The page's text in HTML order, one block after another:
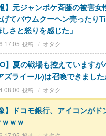
】元ジャンポケ斉藤の被害
てバウムクーヘン売ったり
さと怒りを感じた」
17:05 オタク
】夏の戦場も控えています
ズライール)は召喚できました
08:00 オタク
】ドコモ銀行、アイコンが
ｗｗ